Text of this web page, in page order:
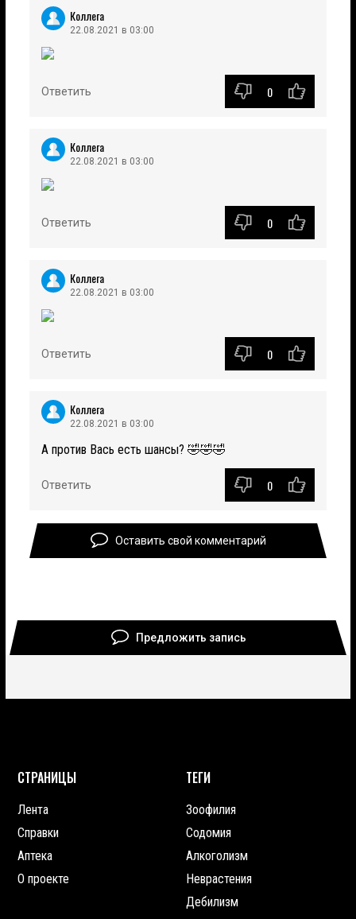
Оставить свой комментарий
Коллега
22.08.2021 в 03:00
Ответить 0
Коллега
22.08.2021 в 03:00
Ответить 0
Коллега
22.08.2021 в 03:00
Ответить 0
Коллега
22.08.2021 в 03:00
А против Вась есть шансы? 🤣🤣🤣
Ответить 0
Предложить запись
СТРАНИЦЫ
Лента
Справки
Аптека
О проекте
ТЕГИ
Зоофилия
Содомия
Алкоголизм
Неврастения
Дебилизм